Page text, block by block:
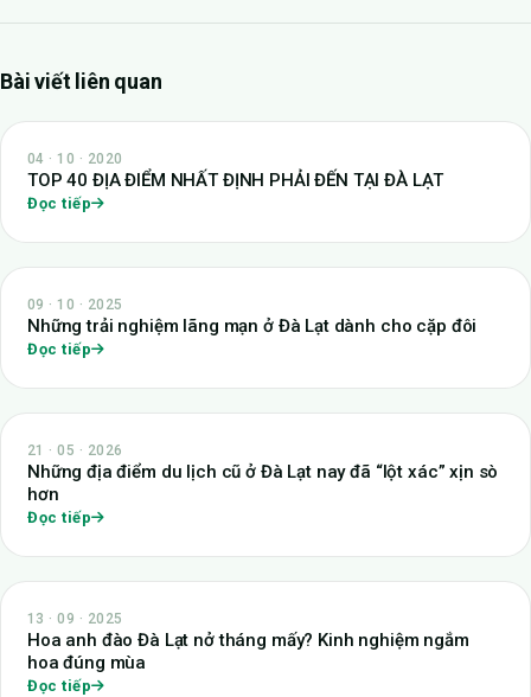
Bài viết liên quan
04 · 10 · 2020
TOP 40 ĐỊA ĐIỂM NHẤT ĐỊNH PHẢI ĐẾN TẠI ĐÀ LẠT
Đọc tiếp
09 · 10 · 2025
Những trải nghiệm lãng mạn ở Đà Lạt dành cho cặp đôi
Đọc tiếp
21 · 05 · 2026
Những địa điểm du lịch cũ ở Đà Lạt nay đã “lột xác” xịn sò
hơn
Đọc tiếp
13 · 09 · 2025
Hoa anh đào Đà Lạt nở tháng mấy? Kinh nghiệm ngắm
hoa đúng mùa
Đọc tiếp